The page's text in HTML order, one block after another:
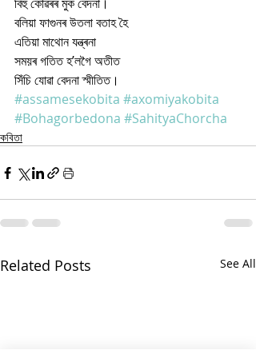
বলিয়া ফাগুনৰ উতলা বতাহ হৈ
এতিয়া মাথোন যন্ত্ৰনা
সময়ৰ গতিত হ’লগৈ অতীত
সিঁচি যোৱা বেদনা স্মীতিত।
#assamesekobita #axomiyakobita
#Bohagorbedona #SahityaChorcha
কবিতা
Related Posts See All